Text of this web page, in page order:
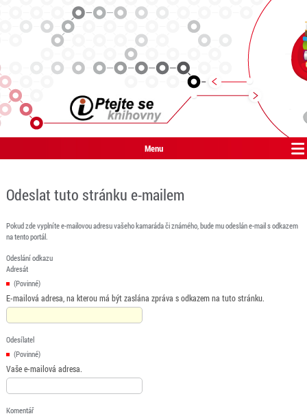
Menu
Odeslat tuto stránku e-mailem
Pokud zde vyplníte e-mailovou adresu vašeho kamaráda či známého, bude mu odeslán e-mail s odkazem
na tento portál.
Odeslání odkazu
Adresát
(Povinné)
E-mailová adresa, na kterou má být zaslána zpráva s odkazem na tuto stránku.
Odesílatel
(Povinné)
Vaše e-mailová adresa.
Komentář